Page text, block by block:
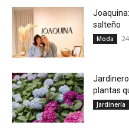
salteño
Moda
plantas
Jardinería